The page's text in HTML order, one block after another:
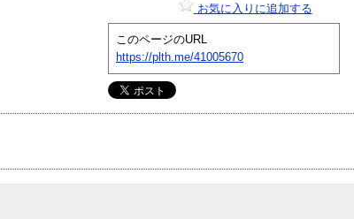
お気に入りに追加する
このページのURL
https://plth.me/41005670